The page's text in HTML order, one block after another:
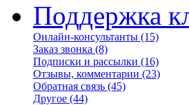
Поддержка
Онлайн-консультанты (15)
Заказ звонка (8)
Подписки и рассылки (16)
Отзывы, комментарии (23)
Обратная связь (45)
Другое (44)